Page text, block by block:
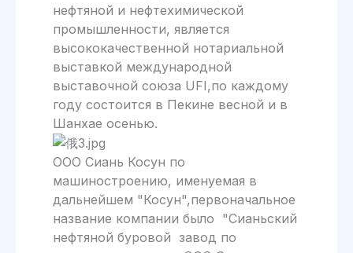
нефтяной и нефтехимической
промышленности, является
высококачественной нотариальной
выставкой международной
выставочной союза UFI,по каждому
году состоится в Пекине весной и в
Шанхае осенью.
ООО Сиань Косун по
машиностроению, именуемая в
дальнейшем "Косун",первоначальное
название компании было "Сианьский
нефтяной буровой завод по